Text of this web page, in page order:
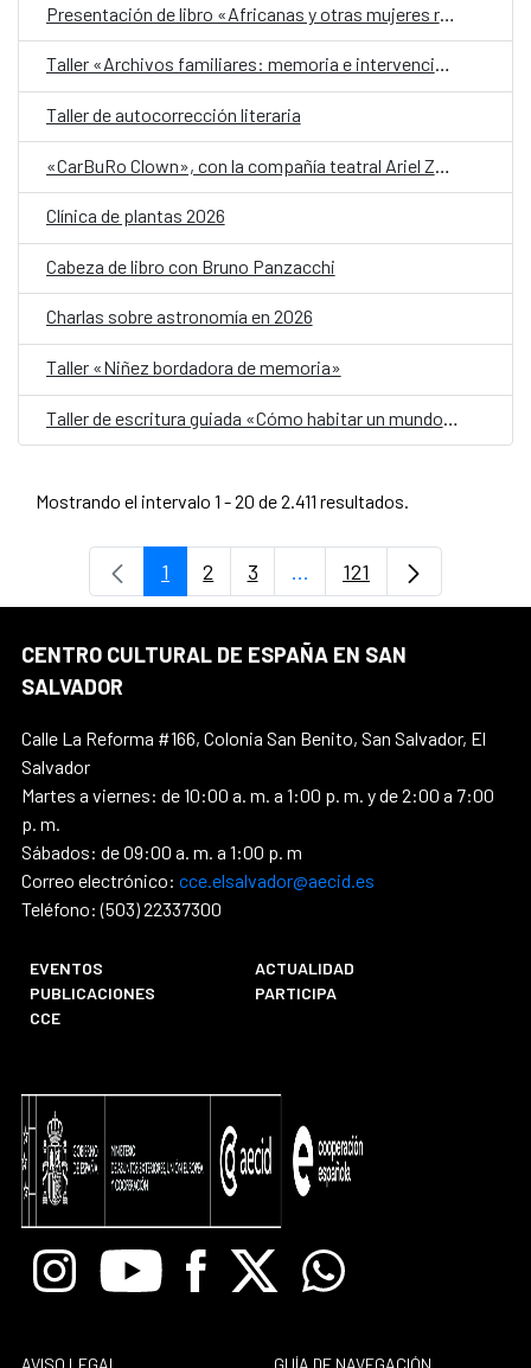
Presentación de libro «Africanas y otras mujeres racializadas»
Taller «Archivos familiares: memoria e intervención»
Taller de autocorrección literaria
Clínica de plantas 2026
Cabeza de libro con Bruno Panzacchi
Charlas sobre astronomía en 2026
Taller «Niñez bordadora de memoria»
Mostrando el intervalo 1 - 20 de 2.411 resultados.
Página
1 Página
2 Página
3 ...Páginas intermedias Use
Página
121
CENTRO CULTURAL DE ESPAÑA EN SAN
SALVADOR
Calle La Reforma #166, Colonia San Benito, San Salvador, El
Salvador
Martes a viernes: de 10:00 a. m. a 1:00 p. m. y de 2:00 a 7:00
p. m.
Sábados: de 09:00 a. m. a 1:00 p. m
Correo electrónico: cce.elsalvador@aecid.es
Teléfono: (503) 22337300
EVENTOS
ACTUALIDAD
PUBLICACIONES
PARTICIPA
CCE
InstagramYoutube Facebook
X Whatsapp